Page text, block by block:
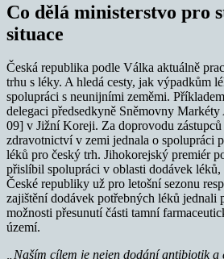
Co dělá ministerstvo pro
situace
Česká republika podle Válka aktuálně
trhu s léky. A hledá cesty, jak výpadkům
spolupráci s neunijními zeměmi.
delegaci předsedkyně Sněmovny
09] v Jižní Koreji. Za doprovodu zástupců
zdravotnictví v zemi jednala o spolupráci
léků pro český trh. Jihokorejský premiér
přislíbil spolupráci v oblasti dodávek
České republiky už pro letošní sezonu
zajištění dodávek potřebných léků jednali
možnosti přesunutí části tamní
území.
„Naším cílem je nejen dodání antibiotik a